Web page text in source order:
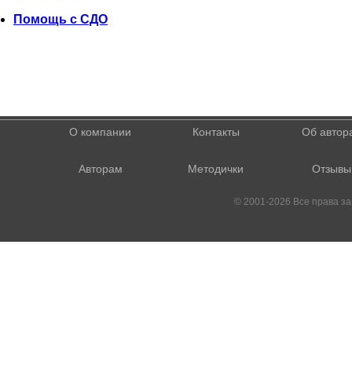
Помощь с СДО
О компании Контакты Об
Авторам Методички Отзывы
© 2001-2026 Все права